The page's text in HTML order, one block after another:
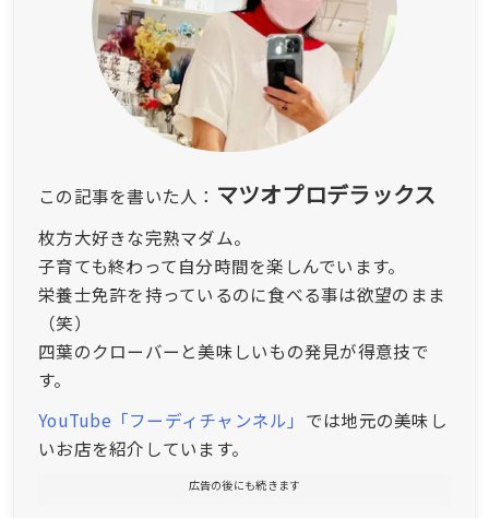
この記事を書いた人： マツオプロデラックス
枚方大好きな完熟マダム。
子育ても終わって自分時間を楽しんでいます。
栄養士免許を持っているのに食べる事は欲望のまま
（笑）
四葉のクローバーと美味しいもの発見が得意技で
す。
YouTube「フーディチャンネル」 では地元の美味し
いお店を紹介しています。
広告の後にも続きます